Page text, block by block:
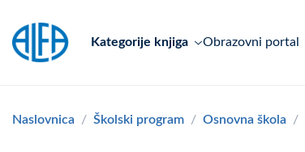
Kategorije knjiga Obrazovni portal
Naslovnica Školski program Osnovna škola